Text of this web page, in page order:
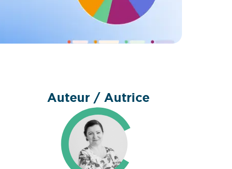
Auteur / Autrice